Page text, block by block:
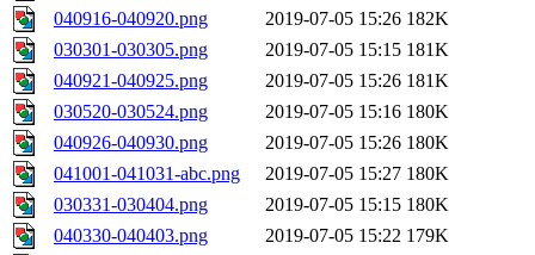
040916-040920.png
2019-07-05 15:26 182K
030301-030305.png
2019-07-05 15:15 181K
040921-040925.png
2019-07-05 15:26 181K
030520-030524.png
2019-07-05 15:16 180K
040926-040930.png
2019-07-05 15:26 180K
041001-041031-abc.png
2019-07-05 15:27 180K
030331-030404.png
2019-07-05 15:15 180K
040330-040403.png
2019-07-05 15:22 179K